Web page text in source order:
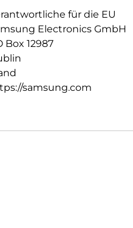
für die EU
Electronics GmbH
Box 12987
samsung.com